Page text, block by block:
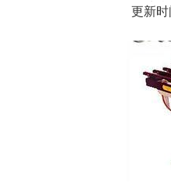
批发生
更新